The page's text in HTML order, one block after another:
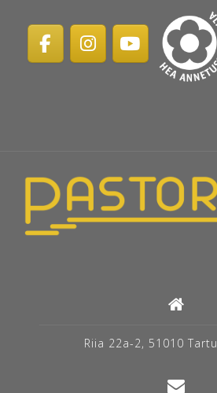
Riia 22a-2, 51010